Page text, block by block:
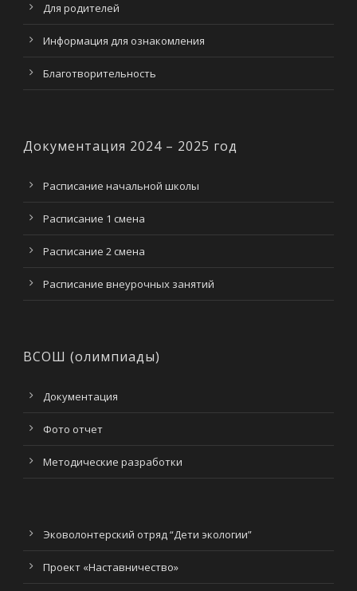
Для родителей
Информация для ознакомления
Благотворительность
Документация 2024 – 2025 год
Расписание начальной школы
Расписание 1 смена
Расписание 2 смена
Расписание внеурочных занятий
ВСОШ (олимпиады)
Документация
Фото отчет
Методические разработки
Эковолонтерский отряд “Дети экологии”
Проект «Наставничество»